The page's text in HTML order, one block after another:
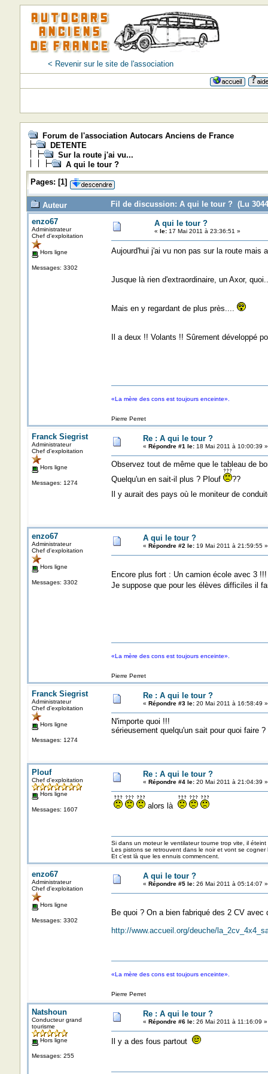
< Revenir sur le site de l'association
Forum de l'association Autocars Anciens de France
DETENTE
Sur la route j'ai vu...
A qui le tour ?
Pages: [1]
Auteur
Fil de discussion: A qui le tour ? (Lu
enzo67
Administrateur
Chef d'exploitation
Hors ligne
Messages: 3302
A qui le tour ?
« le:17 Mai 2011 à 23:36:51 »
Aujourd'hui j'ai vu non pas sur la route
Jusque là rien d'extraordinaire, un Axor,
Mais en y regardant de plus près....
Il a deux !! Volants !! Sûrement développé
«La mère des cons est toujours enceinte».
Pierre Perret
Franck Siegrist
Administrateur
Chef d'exploitation
Hors ligne
Messages: 1274
Re : A qui le tour ?
« Répondre #1 le:18 Mai 2011 à 10:00:39 »
Observez tout de même que le tableau de
Quelqu'un en sait-il plus ? Plouf
??
Il y aurait des pays où le moniteur de
enzo67
Administrateur
Chef d'exploitation
Hors ligne
Messages: 3302
A qui le tour ?
« Répondre #2 le:19 Mai 2011 à 21:59:55 »
Encore plus fort : Un camion école avec 3
Je suppose que pour les élèves difficiles il
«La mère des cons est toujours enceinte».
Pierre Perret
Franck Siegrist
Administrateur
Chef d'exploitation
Hors ligne
Messages: 1274
Re : A qui le tour ?
« Répondre #3 le:20 Mai 2011 à 16:58:49 »
N'importe quoi !!!
sérieusement quelqu'un sait pour quoi faire ?
Plouf
Chef d'exploitation
Hors ligne
Messages: 1607
Re : A qui le tour ?
« Répondre #4 le:20 Mai 2011 à 21:04:39 »
alors là
Si dans un moteur le ventilateur tourne trop vite, il éteint
Les pistons se retrouvent dans le noir et vont se
Et c’est là que les ennuis commencent.
enzo67
Administrateur
Chef d'exploitation
Hors ligne
Messages: 3302
A qui le tour ?
« Répondre #5 le:26 Mai 2011 à 05:14:07 »
Be quoi ? On a bien fabriqué des 2 CV
http://www.accueil.org/deuche/
«La mère des cons est toujours enceinte».
Pierre Perret
Natshoun
Conducteur grand
tourisme
Hors ligne
Messages: 255
Re : A qui le tour ?
« Répondre #6 le:26 Mai 2011 à 11:16:09 »
Il y a des fous partout